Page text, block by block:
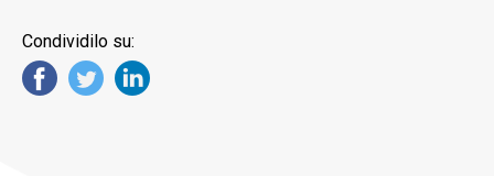
Condividilo su: